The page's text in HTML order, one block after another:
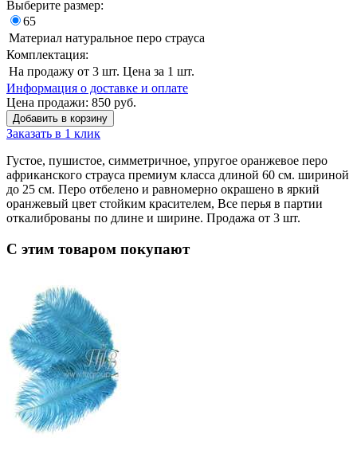
Выберите размер:
65
Материал натуральное перо страуса
Комплектация:
На продажу от 3 шт. Цена за 1 шт.
Информация о доставке и оплате
Цена продажи: 850 руб.
Добавить в корзину
Заказать в 1 клик
Густое, пушистое, симметричное, упругое оранжевое перо
африканского страуса премиум класса длиной 60 см. шириной
до 25 см. Перо отбелено и равномерно окрашено в яркий
оранжевый цвет стойким красителем, Все перья в партии
откалиброваны по длине и ширине. Продажа от 3 шт.
С этим товаром покупают